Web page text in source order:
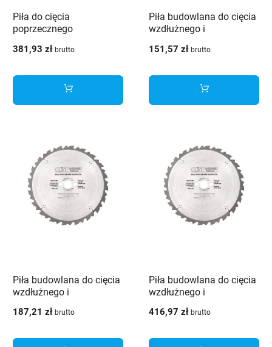
Piła do cięcia
poprzecznego
i materiałów
381,93 zł brutto
Piła budowlana do cięcia
wzdłużnego i
przeznaczona do drewna
wstawki
151,57 zł brutto
Piła budowlana do cięcia
wzdłużnego i
przeznaczona do drewna
wstawki
187,21 zł brutto
Piła budowlana do cięcia
wzdłużnego i
przeznaczona do drewna
wstawki
416,97 zł brutto